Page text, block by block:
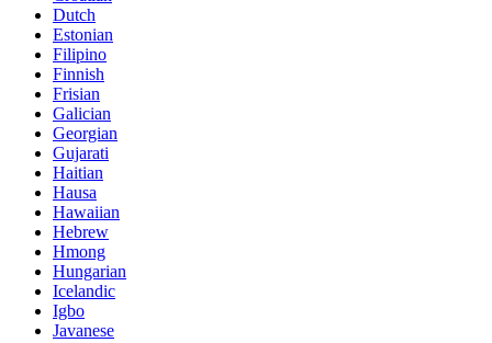
Dutch
Estonian
Filipino
Finnish
Frisian
Galician
Georgian
Gujarati
Haitian
Hausa
Hawaiian
Hebrew
Hmong
Hungarian
Icelandic
Igbo
Javanese